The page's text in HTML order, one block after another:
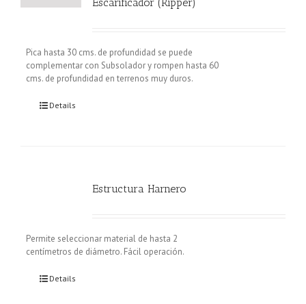
Pica hasta 30 cms. de profundidad se puede
complementar con Subsolador y rompen hasta 60
cms. de profundidad en terrenos muy duros.
Details
Estructura Harnero
Permite seleccionar material de hasta 2
centímetros de diámetro. Fácil operación.
Details